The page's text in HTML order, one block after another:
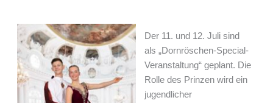
Der 11. und 12. Juli sind
als „Dornröschen-Special-
Veranstaltung“ geplant. Die
Rolle des Prinzen wird ein
jugendlicher